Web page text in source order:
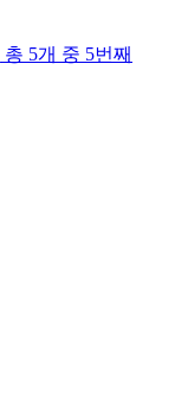
총 5개 중 5번째